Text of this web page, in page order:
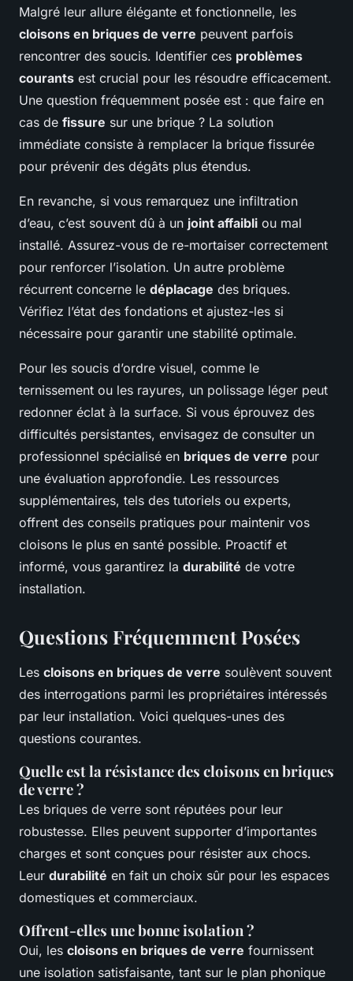
Malgré leur allure élégante et fonctionnelle, les
cloisons en briques de verre peuvent parfois
rencontrer des soucis. Identifier ces problèmes
courants est crucial pour les résoudre efficacement.
Une question fréquemment posée est : que faire en
cas de fissure sur une brique ? La solution
immédiate consiste à remplacer la brique fissurée
pour prévenir des dégâts plus étendus.
En revanche, si vous remarquez une infiltration
d’eau, c’est souvent dû à un joint affaibli ou mal
installé. Assurez-vous de re-mortaiser correctement
pour renforcer l’isolation. Un autre problème
récurrent concerne le déplacage des briques.
Vérifiez l’état des fondations et ajustez-les si
nécessaire pour garantir une stabilité optimale.
Pour les soucis d’ordre visuel, comme le
ternissement ou les rayures, un polissage léger peut
redonner éclat à la surface. Si vous éprouvez des
difficultés persistantes, envisagez de consulter un
professionnel spécialisé en briques de verre pour
une évaluation approfondie. Les ressources
supplémentaires, tels des tutoriels ou experts,
offrent des conseils pratiques pour maintenir vos
cloisons le plus en santé possible. Proactif et
informé, vous garantirez la durabilité de votre
installation.
Questions Fréquemment Posées
Les cloisons en briques de verre soulèvent souvent
des interrogations parmi les propriétaires intéressés
par leur installation. Voici quelques-unes des
questions courantes.
Quelle est la résistance des cloisons en briques
de verre ?
Les briques de verre sont réputées pour leur
robustesse. Elles peuvent supporter d’importantes
charges et sont conçues pour résister aux chocs.
Leur durabilité en fait un choix sûr pour les espaces
domestiques et commerciaux.
Offrent-elles une bonne isolation ?
Oui, les cloisons en briques de verre fournissent
une isolation satisfaisante, tant sur le plan phonique